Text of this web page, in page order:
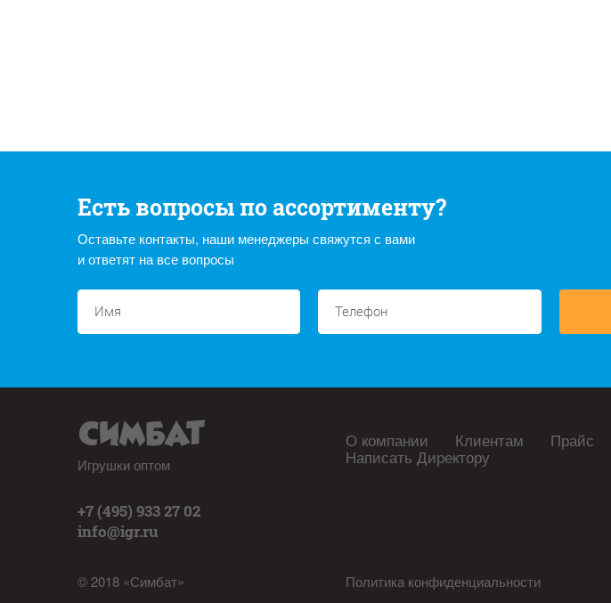
Есть вопросы по ассортименту?
Оставьте контакты, наши менеджеры свяжутся с вами
и ответят на все вопросы
Игрушки оптом
+7 (495) 933 27 02
info@igr.ru
© 2018 «Симбат»
О компании Клиентам Прайс
Написать Директору
Политика конфиденциальности